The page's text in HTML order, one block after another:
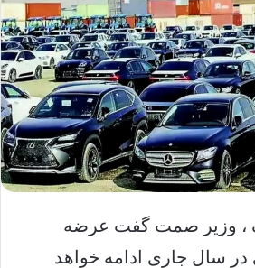
، وزیر صمت گفت عرضه
در سال جاری ادامه خواهد